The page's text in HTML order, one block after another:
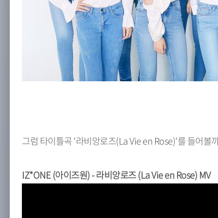
그럼 타이틀곡 '라비앙로즈(La Vie en Rose)'를 들어볼
IZ*ONE (아이즈원) - 라비앙로즈 (La Vie en Rose) MV